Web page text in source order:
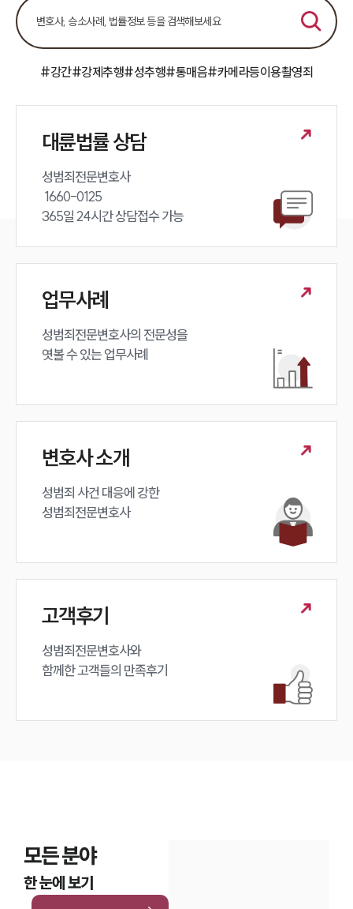
구성원 소개
소식/자료
법률 블로그
법률서식
세미나
대륜법률상담예약
#강간#강제추행#성추행#통매음#카메라등이용촬영죄
대륜법률 상담
성범죄전문변호사
365일 24시간 상담접수 가능
업무사례
성범죄전문변호사의 전문성을
엿볼 수 있는 업무사례
변호사 소개
성범죄 사건 대응에 강한
성범죄전문변호사
고객후기
성범죄전문변호사와
함께한 고객들의 만족후기
모든 분야
한 눈에 보기